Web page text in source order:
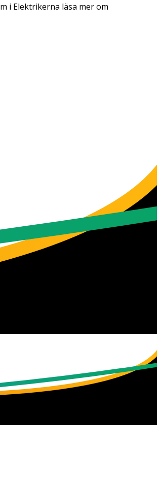
i Elektrikerna läsa mer om